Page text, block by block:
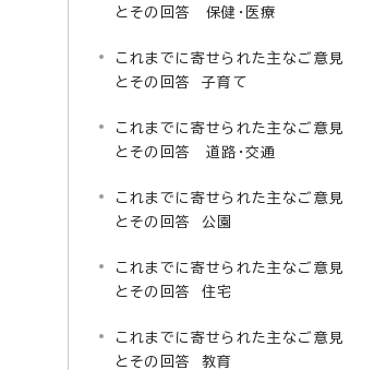
とその回答 保健・医療
これまでに寄せられた主なご意見
とその回答 子育て
これまでに寄せられた主なご意見
とその回答 道路・交通
これまでに寄せられた主なご意見
とその回答 公園
これまでに寄せられた主なご意見
とその回答 住宅
これまでに寄せられた主なご意見
とその回答 教育